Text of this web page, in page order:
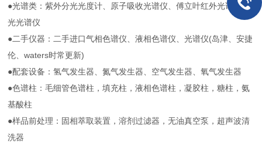
●光谱类：紫外分光光度计、原子吸收光谱仪、傅立叶红外光谱，荧
光光谱仪
●二手仪器：二手进口气相色谱仪、液相色谱仪、光谱仪(岛津、安捷
伦、waters时常更新)
●配套设备：氢气发生器、氮气发生器、空气发生器、氧气发生器
●色谱柱：毛细管色谱柱，填充柱，液相色谱柱，凝胶柱，糖柱，氨
基酸柱
●样品前处理：固相萃取装置，溶剂过滤器，无油真空泵，超声波清
洗器